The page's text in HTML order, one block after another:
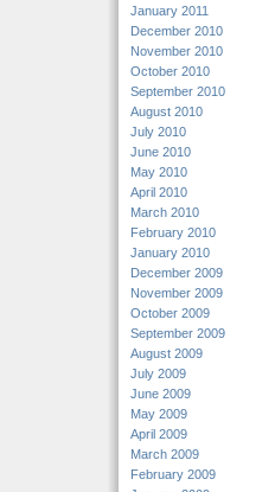
January 2011
December 2010
November 2010
October 2010
September 2010
August 2010
July 2010
June 2010
May 2010
April 2010
March 2010
February 2010
January 2010
December 2009
November 2009
October 2009
September 2009
August 2009
July 2009
June 2009
May 2009
April 2009
March 2009
February 2009